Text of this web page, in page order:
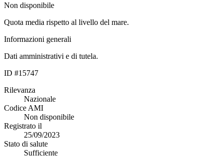
Non disponibile
Quota media rispetto al livello del mare.
Informazioni generali
Dati amministrativi e di tutela.
ID #15747
Rilevanza
Nazionale
Codice AMI
Non disponibile
Registrato il
25/09/2023
Stato di salute
Sufficiente